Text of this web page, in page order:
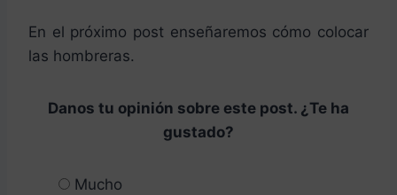
En el próximo post enseñaremos cómo colocar
las hombreras.
Danos tu opinión sobre este post. ¿Te ha
gustado?
Mucho